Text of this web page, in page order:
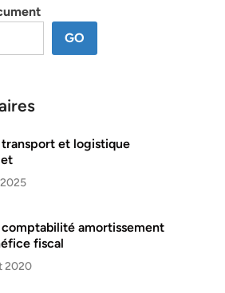
GO
et logistique
amortissement
fiscal
2020